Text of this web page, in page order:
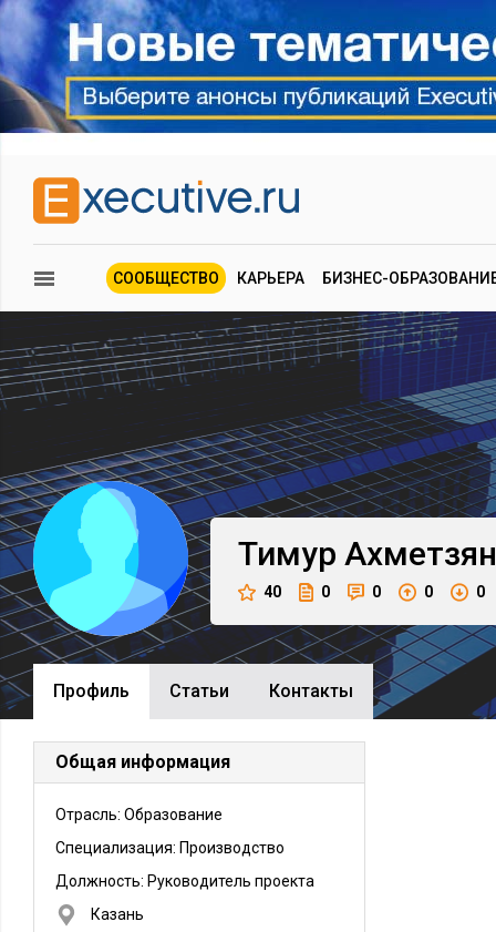
СООБЩЕСТВО КАРЬЕРА БИЗНЕС-
Тимур
40 0 0 0 0
Профиль Cтатьи Контакты
Общая информация
Отрасль: Образование
Специализация: Производство
Должность: Руководитель проекта
Казань